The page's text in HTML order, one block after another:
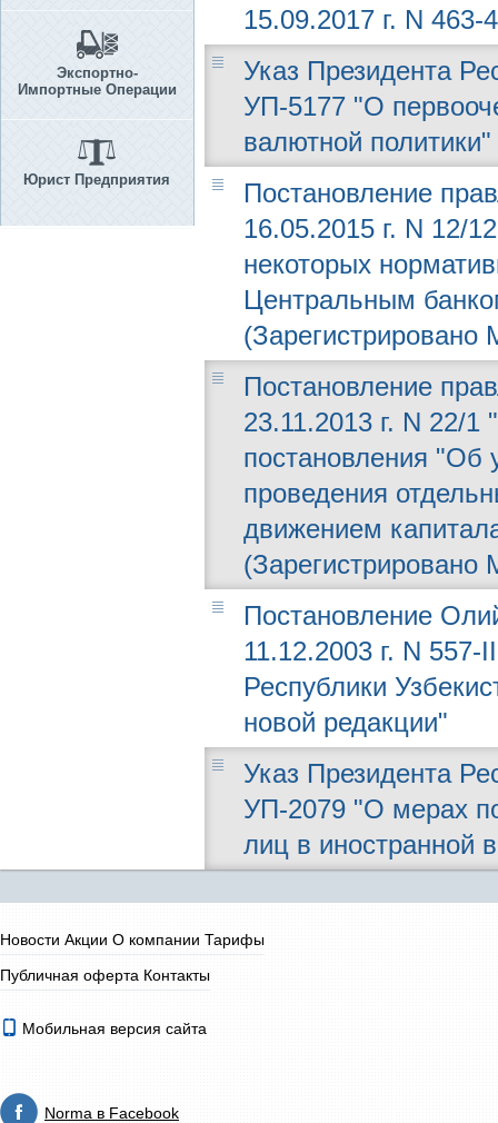
Экспортно-
Импортные Операции
Юрист Предприятия
15.09.2017 г. N 463-
Указ Президента
УП-5177 "О
валютной политики"
Постановление
16.05.2015 г. N 12/
некоторых
Центральным
Постановление
23.11.2013 г. N 22/
постановления "Об
проведения
движением
Постановление
11.12.2003 г. N
Республики
новой редакции"
Указ Президента
УП-2079 "О мерах
лиц в иностранной
Новости Акции О компании Тарифы
Публичная оферта Контакты
Мобильная версия сайта
Norma в Facebook